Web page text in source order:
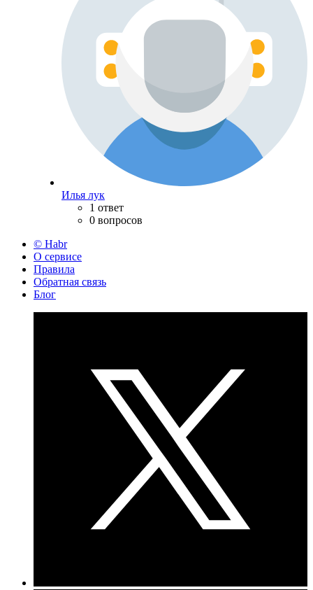
Илья лук
1 ответ
0 вопросов
© Habr
О сервисе
Правила
Обратная связь
Блог